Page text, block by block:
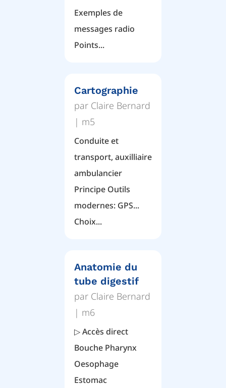
Exemples de
messages radio
Points...
Cartographie
par Claire Bernard
| m5
Conduite et
transport, auxilliaire
ambulancier
Principe Outils
modernes: GPS...
Choix...
Anatomie du
tube digestif
par Claire Bernard
| m6
▷ Accès direct
Bouche Pharynx
Oesophage
Estomac